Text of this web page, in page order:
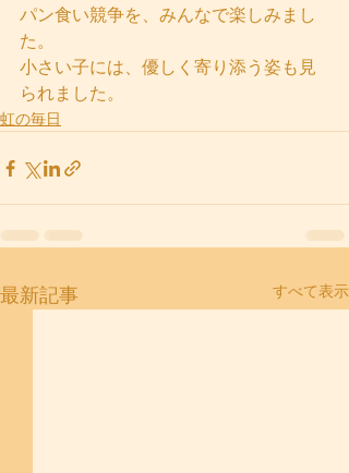
パン食い競争を、みんなで楽しみまし
た。
小さい子には、優しく寄り添う姿も見
られました。
虹の毎日
最新記事 すべて表示